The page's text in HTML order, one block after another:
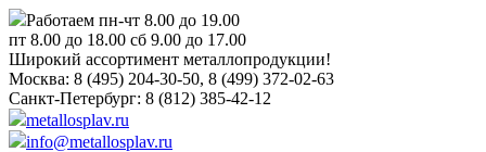
Работаем пн-чт 8.00 до 19.00
пт 8.00 до 18.00 сб 9.00 до 17.00
Широкий ассортимент металлопродукции!
Москва: 8 (495) 204-30-50, 8 (499) 372-02-63
Санкт-Петербург: 8 (812) 385-42-12
metallosplav.ru
info@metallosplav.ru